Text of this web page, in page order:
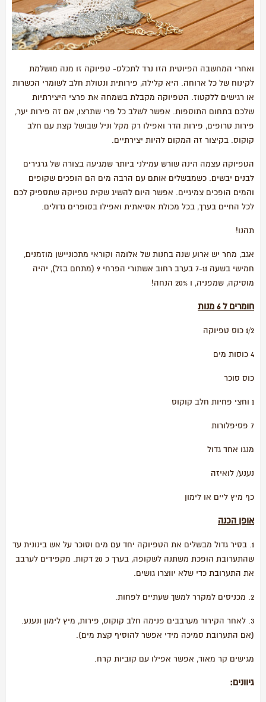
ואחרי המחשבה הפיוטית הזו נרד לתכלס- טפיוקה זו מנה מושלמת
לקינוח של כל ארוחה. היא קלילה, פירותית ונטולת חלב לשומרי הכשרות
או רגישים ללקטוז. הטפיוקה מקבלת בשמחה את פרצי היצירתיות
שלכם בתחום התוספות. אפשר לשלב כל פרי שתרצו, אם זה פירות יער,
פירות טרופים, פירות הדר ואפילו רק מקל וניל שבושל קצת עם חלב
קוקוס. בקיצור זה המקום להיות יצירתיים.
הטפיוקה עצמה הינה שורש עמילני ביותר שמגיעה בצורה של גרגירים
לבנים יבשים. כשמבשלים אותם עם הרבה מים הם הופכים שקופים
והמים הופכים צמיגיים. אפשר היום להשיג שקית טפיוקה שתספיק לכם
לכל החיים בערך, בכל מכולת אסיאתית ואפילו בסופרים גדולים.
תהנו!
אגב, מחר יש ארוע שנה בחנות של אלומה וקוראי מתכוניישן מוזמנים,
חמישי בשעה 7-11 בערב רחוב אשתורי הפרחי 9 (מתחם בזל), יהיה
מוסיקה, שמפניה, ו 20% הנחה!
חומרים ל 6 מנות
1/2 כוס טפיוקה
4 כוסות מים
כוס סוכר
1 וחצי פחיות חלב קוקוס
7 פסיפלורות
מנגו אחד גדול
נענע/ לואיזה
כף מיץ ליים או לימון
אופן הכנה
1. בסיר גדול מבשלים את הטפיוקה יחד עם מים וסוכר על אש בינונית עד
שהתערובת הופכת משתנה לשקופה, בערך כ 20 דקות. מקפידים לערבב
את התערובת כדי שלא יווצרו גושים.
2. מכניסים למקרר למשך שעתיים לפחות.
3. לאחר הקירור מערבבים פנימה חלב קוקוס, פירות, מיץ לימון ונענע.
(אם התערובת סמיכה מידי אפשר להוסיף קצת מים).
מגישים קר מאוד, אפשר אפילו עם קוביות קרח.
גיוונים: